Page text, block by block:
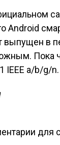
Android
выпущен в
Пока
IEEE a/b/g/
для